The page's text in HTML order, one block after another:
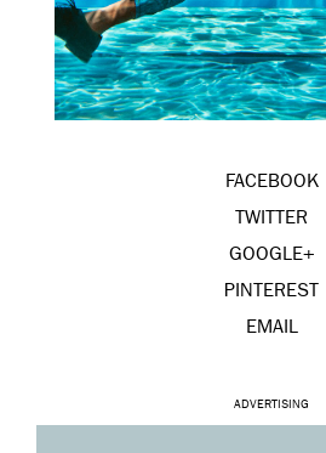
FACEBOOK
TWITTER
GOOGLE+
PINTEREST
EMAIL
ADVERTISING